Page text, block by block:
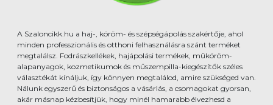
A Szaloncikk.hu a haj-, köröm- és szépségápolás szakértője, ahol
minden professzionális és otthoni felhasználásra szánt terméket
megtalálsz. Fodrászkellékek, hajápolási termékek, műköröm-
alapanyagok, kozmetikumok és műszempilla-kiegészítők széles
választékát kínáljuk, így könnyen megtalálod, amire szükséged van.
Nálunk egyszerű és biztonságos a vásárlás, a csomagokat gyorsan,
akár másnap kézbesítjük, hogy minél hamarabb élvezhesd a